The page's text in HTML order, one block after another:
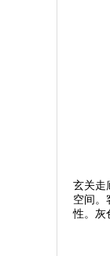
玄关走
空间。
性。灰